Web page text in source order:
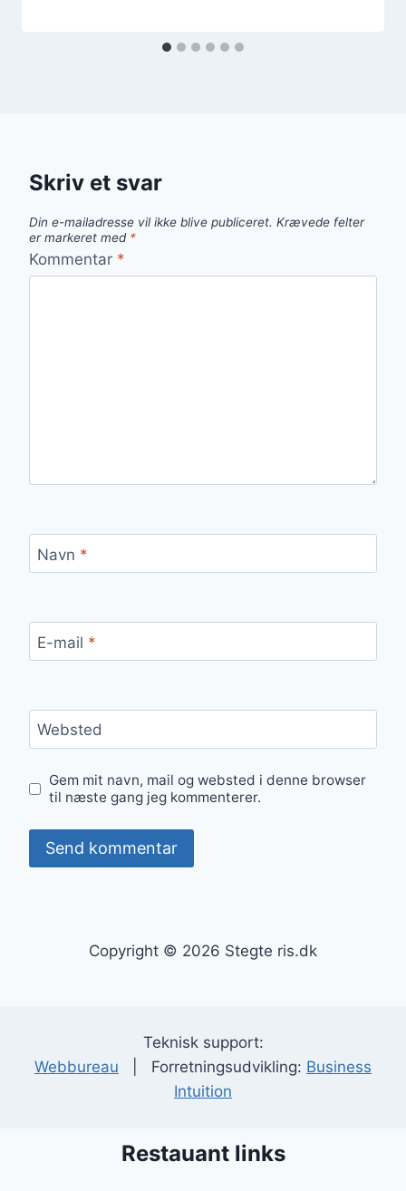
Skriv et svar
Din e-mailadresse vil ikke blive publiceret. Krævede felter
er markeret med *
Kommentar *
Navn *
E-mail *
Websted
Gem mit navn, mail og websted i denne browser
til næste gang jeg kommenterer.
Copyright © 2026 Stegte ris.dk
Teknisk support:
Webbureau | Forretningsudvikling: Business
Intuition
Restauant links